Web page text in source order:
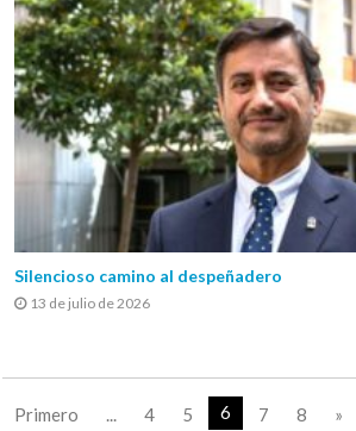
Silencioso camino al despeñadero
13 de julio de 2026
Primero ... 4 5 6 7 8 »